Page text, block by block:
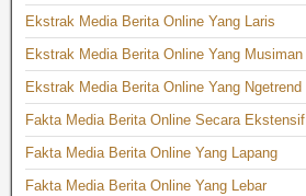
Ekstrak Media Berita Online Yang Laris
Ekstrak Media Berita Online Yang Musiman
Ekstrak Media Berita Online Yang Ngetrend
Fakta Media Berita Online Secara Ekstensif
Fakta Media Berita Online Yang Lapang
Fakta Media Berita Online Yang Lebar